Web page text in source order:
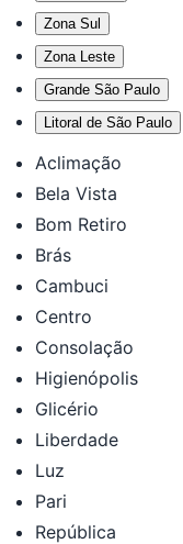
Zona Sul
Zona Leste
Grande São Paulo
Litoral de São Paulo
Aclimação
Bela Vista
Bom Retiro
Brás
Cambuci
Centro
Consolação
Higienópolis
Glicério
Liberdade
Luz
Pari
República